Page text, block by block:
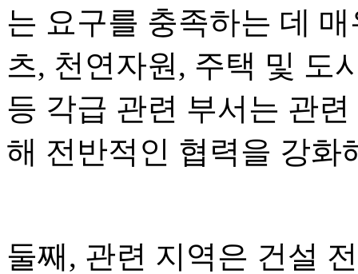
는 요구를 충족하는 데
츠, 천연자원, 주택 및 도
등 각급 관련 부서는 관
해 전반적인 협력을 강화
둘째, 관련 지역은 건설